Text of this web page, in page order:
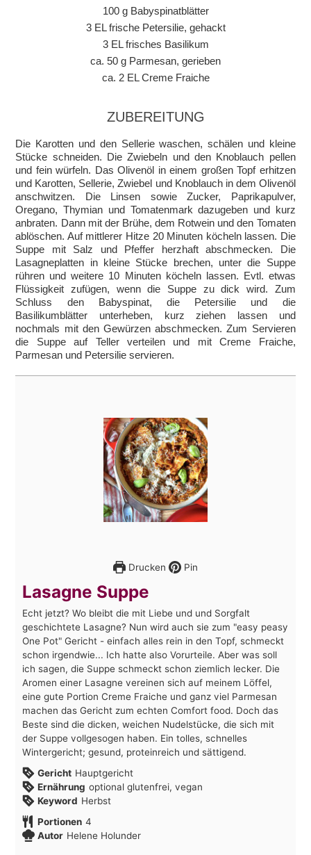
100 g Babyspinatblätter
3 EL frische Petersilie, gehackt
3 EL frisches Basilikum
ca. 50 g Parmesan, gerieben
ca. 2 EL Creme Fraiche
ZUBEREITUNG
Die Karotten und den Sellerie waschen, schälen und kleine
Stücke schneiden. Die Zwiebeln und den Knoblauch pellen
und fein würfeln. Das Olivenöl in einem großen Topf erhitzen
und Karotten, Sellerie, Zwiebel und Knoblauch in dem Olivenöl
anschwitzen. Die Linsen sowie Zucker, Paprikapulver,
Oregano, Thymian und Tomatenmark dazugeben und kurz
anbraten. Dann mit der Brühe, dem Rotwein und den Tomaten
ablöschen. Auf mittlerer Hitze 20 Minuten köcheln lassen. Die
Suppe mit Salz und Pfeffer herzhaft abschmecken. Die
Lasagneplatten in kleine Stücke brechen, unter die Suppe
rühren und weitere 10 Minuten köcheln lassen. Evtl. etwas
Flüssigkeit zufügen, wenn die Suppe zu dick wird. Zum
Schluss den Babyspinat, die Petersilie und die
Basilikumblätter unterheben, kurz ziehen lassen und
nochmals mit den Gewürzen abschmecken. Zum Servieren
die Suppe auf Teller verteilen und mit Creme Fraiche,
Parmesan und Petersilie servieren.
Drucken Pin
Lasagne Suppe
Echt jetzt? Wo bleibt die mit Liebe und und Sorgfalt
geschichtete Lasagne? Nun wird auch sie zum "easy peasy
One Pot" Gericht - einfach alles rein in den Topf, schmeckt
schon irgendwie... Ich hatte also Vorurteile. Aber was soll
ich sagen, die Suppe schmeckt schon ziemlich lecker. Die
Aromen einer Lasagne vereinen sich auf meinem Löffel,
eine gute Portion Creme Fraiche und ganz viel Parmesan
machen das Gericht zum echten Comfort food. Doch das
Beste sind die dicken, weichen Nudelstücke, die sich mit
der Suppe vollgesogen haben. Ein tolles, schnelles
Wintergericht; gesund, proteinreich und sättigend.
Gericht Hauptgericht
Ernährung optional glutenfrei, vegan
Keyword Herbst
Portionen 4
Autor Helene Holunder